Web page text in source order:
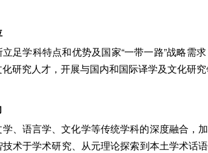
足学科特点和优势及国家“一带一路”战略需
研究人才，开展与国内和国际译学及文化研究
、语言学、文化学等传统学科的深度融合，
术于学术研究、从元理论探索到本土学术话